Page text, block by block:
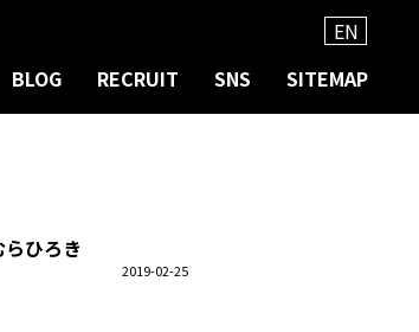
BLOG RECRUIT SNS SITEMAP
EN
ひろき
2019-02-25